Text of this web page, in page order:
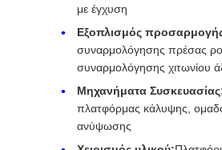
με έγχυση
Εξοπλισμός
συναρμολόγησης πρέσας
συναρμολόγησης χιτωνίου
Μηχανήματα
πλατφόρμας κάλυψης,
ανύψωσης